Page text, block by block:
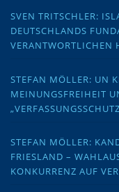
SVEN TRITSCHLER:
DEUTSCHLANDS
VERANTWORTLICHEN
STEFAN MÖLLER: UN
MEINUNGSFREIHEIT
STEFAN MÖLLER:
FRIESLAND –
KONKURRENZ AUF